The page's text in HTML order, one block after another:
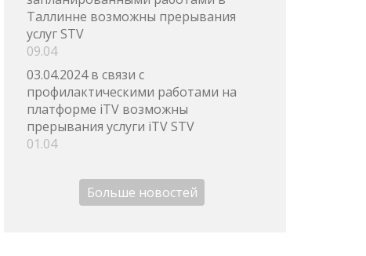
Таллинне возможны прерывания
услуг STV
09.04
03.04.2024 в связи с
профилактическими работами на
платформе iTV возможны
прерывания услуги iTV STV
01.04
Больше новостей